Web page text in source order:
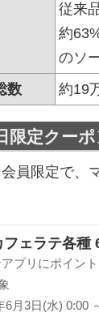
従来
約
のソ
数
約19
限定クーポ
員限定で、
ェラテ各種
プリにポイン
月3日(水) 0:00